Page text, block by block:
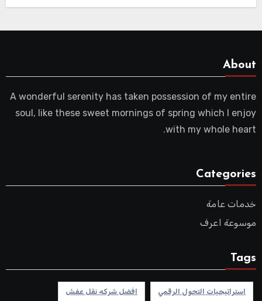
About
A wonderful serenity has taken possession of my entire
soul, like these sweet mornings of spring which I enjoy
with my whole heart.
Categories
خدمات عامة
موسوعة اعرف
Tags
استراتيجيات التحول الرقمي افضل شركه نقل عفش